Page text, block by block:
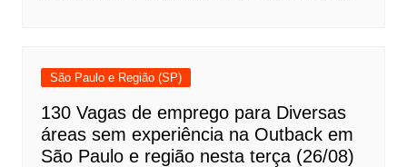
São Paulo e Região (SP)
130 Vagas de emprego para Diversas
áreas sem experiência na Outback em
São Paulo e região nesta terça (26/08)